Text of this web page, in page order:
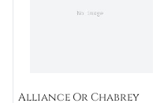
Alliance Or Chabrey